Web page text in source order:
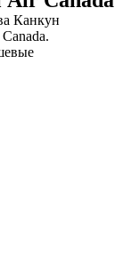
Канкун